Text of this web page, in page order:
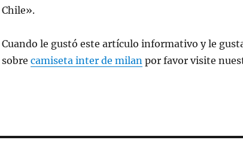
Chile».
Cuando le gustó este artículo informativo y le
sobre camiseta inter de milanpor favor visite